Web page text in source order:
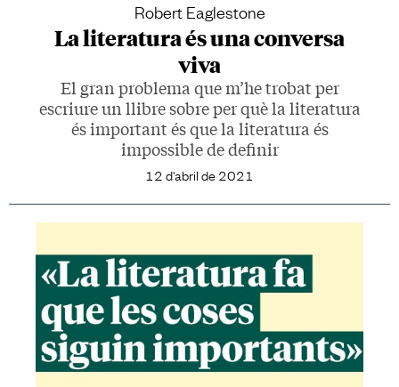
Robert Eaglestone
La literatura és una conversa
viva
El gran problema que m’he trobat per
escriure un llibre sobre per què la literatura
és important és que la literatura és
impossible de definir
12 d'abril de 2021